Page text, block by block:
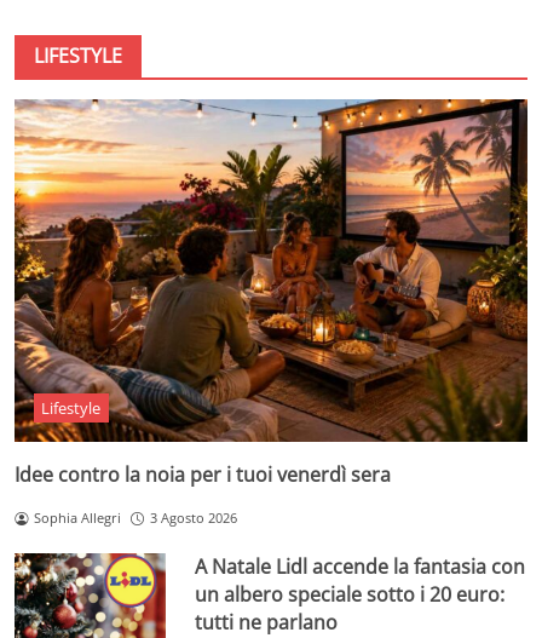
LIFESTYLE
Lifestyle
Idee contro la noia per i tuoi venerdì sera
Sophia Allegri 3 Agosto 2026
A Natale Lidl accende la fantasia con
un albero speciale sotto i 20 euro:
tutti ne parlano